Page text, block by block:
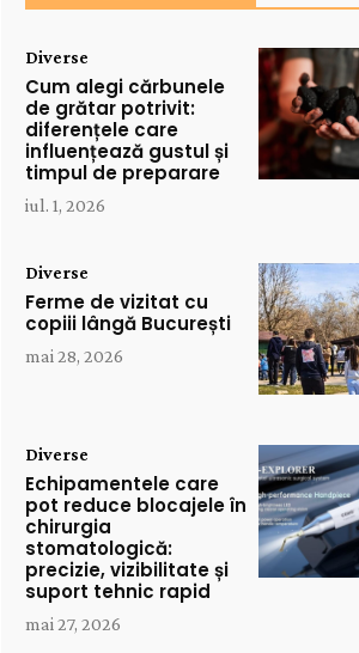
Diverse
Cum alegi cărbunele
de grătar potrivit:
diferențele care
influențează gustul și
timpul de preparare
iul. 1, 2026
Diverse
Ferme de vizitat cu
copiii lângă București
mai 28, 2026
Diverse
Echipamentele care
pot reduce blocajele în
chirurgia
stomatologică:
precizie, vizibilitate și
suport tehnic rapid
mai 27, 2026